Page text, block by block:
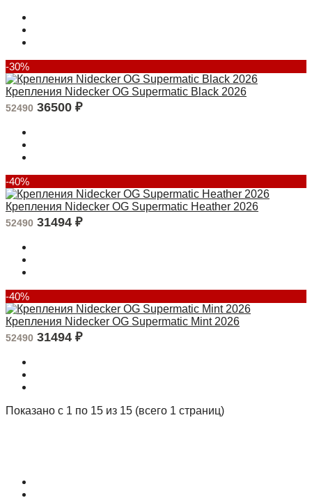
-30%
Крепления Nidecker OG Supermatic Black 2026
52490 36500 ₽
-40%
Крепления Nidecker OG Supermatic Heather 2026
52490 31494 ₽
-40%
Крепления Nidecker OG Supermatic Mint 2026
52490 31494 ₽
Показано с 1 по 15 из 15 (всего 1 страниц)